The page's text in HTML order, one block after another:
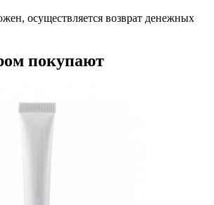
осуществляется возврат денежных
покупают